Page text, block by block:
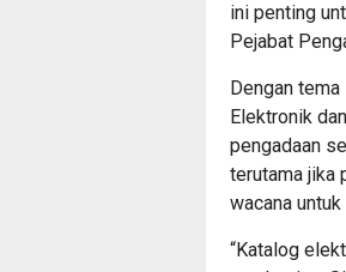
ini penting
Pejabat
Dengan
Elektronik
pengadaan
terutama jika
wacana
“Katalog